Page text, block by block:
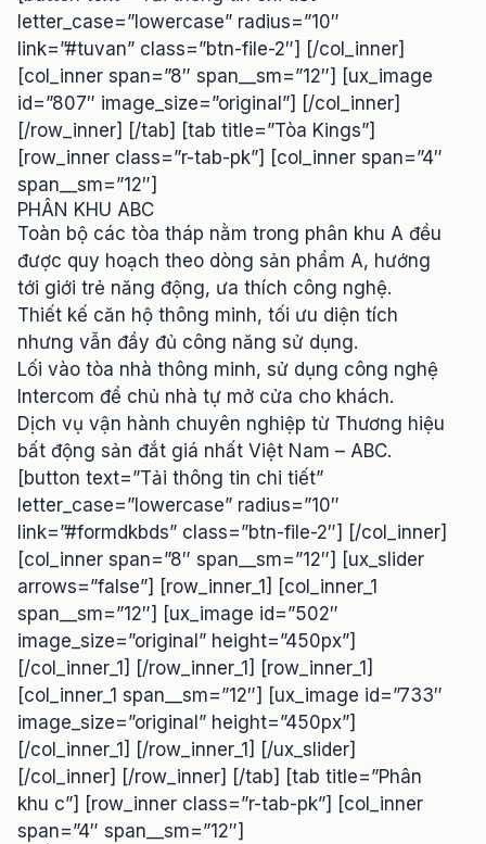
letter_case=”lowercase” radius=”10″
link=”#tuvan” class=”btn-file-2″] [/col_inner]
[col_inner span=”8″ span__sm=”12″] [ux_image
id=”807″ image_size=”original”] [/col_inner]
[/row_inner] [/tab] [tab title=”Tòa Kings”]
[row_inner class=”r-tab-pk”] [col_inner span=”4″
span__sm=”12″]
PHÂN KHU ABC
Toàn bộ các tòa tháp nằm trong phân khu A đều
được quy hoạch theo dòng sản phẩm A, hướng
tới giới trẻ năng động, ưa thích công nghệ.
Thiết kế căn hộ thông minh, tối ưu diện tích
nhưng vẫn đầy đủ công năng sử dụng.
Lối vào tòa nhà thông minh, sử dụng công nghệ
Intercom để chủ nhà tự mở cửa cho khách.
Dịch vụ vận hành chuyên nghiệp từ Thương hiệu
bất động sản đắt giá nhất Việt Nam – ABC.
[button text=”Tải thông tin chi tiết”
letter_case=”lowercase” radius=”10″
link=”#formdkbds” class=”btn-file-2″] [/col_inner]
[col_inner span=”8″ span__sm=”12″] [ux_slider
arrows=”false”] [row_inner_1] [col_inner_1
span__sm=”12″] [ux_image id=”502″
image_size=”original” height=”450px”]
[/col_inner_1] [/row_inner_1] [row_inner_1]
[col_inner_1 span__sm=”12″] [ux_image id=”733″
image_size=”original” height=”450px”]
[/col_inner_1] [/row_inner_1] [/ux_slider]
[/col_inner] [/row_inner] [/tab] [tab title=”Phân
khu c”] [row_inner class=”r-tab-pk”] [col_inner
span=”4″ span__sm=”12″]